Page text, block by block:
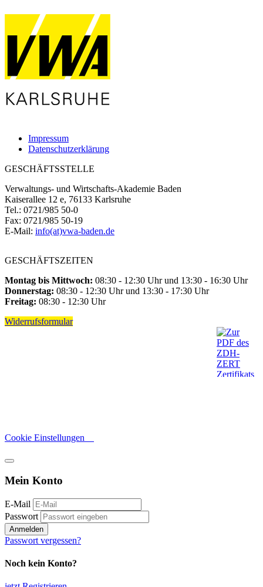
Impressum
Datenschutzerklärung
GESCHÄFTSSTELLE
Verwaltungs- und Wirtschafts-Akademie Baden
Kaiserallee 12 e, 76133 Karlsruhe
Tel.: 0721/985 50-0
Fax: 0721/985 50-19
E-Mail: info(at)vwa-baden.de
GESCHÄFTSZEITEN
Montag bis Mittwoch: 08:30 - 12:30 Uhr und 13:30 - 16:30 Uhr
Donnerstag: 08:30 - 12:30 Uhr und 13:30 - 17:30 Uhr
Freitag: 08:30 - 12:30 Uhr
Widerrufsformular
Cookie Einstellungen
Mein Konto
E-Mail
Passwort
Anmelden
Passwort vergessen?
Noch kein Konto?